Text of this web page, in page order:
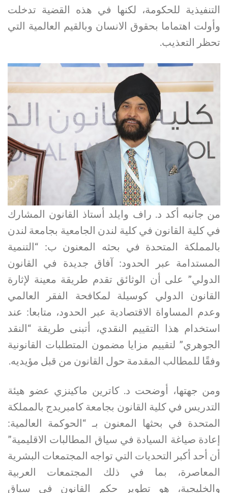
التنفيذية للحكومة، لكنها في هذه القضية تدخلت
وأولت اهتماما بحقوق الانسان وبالقيم العالمية التي
تحظر التعذيب.
من جانبه أكد د. راف وايلد أستاذ القانون المشارك
في كلية القانون في كلية لندن الجامعية بجامعة لندن
بالمملكة المتحدة في بحثه المعنون ب: “التنمية
المستدامة عبر الحدود: آفاق جديدة في القانون
الدولي” على أن الوثائق تقدم طريقة معينة لإثارة
القانون الدولي كوسيلة لمكافحة الفقر العالمي
وعدم المساواة الاقتصادية عبر الحدود، متابعا: عند
استخدام هذا التقييم النقدي، أتبنى طريقة “النقد
الجوهري” لتقييم مزايا مضمون المتطلبات القانونية
وفقًا للمطالب المقدمة حول القانون من قبل مؤيديه.
ومن جهتها، أوضحت د. كاترين ماكينزي عضو هيئة
التدريس في كلية القانون بجامعة كامبريدج بالمملكة
المتحدة في بحثها المعنون بـ “الحوكمة العالمية:
إعادة صياغة السيادة في سياق المطالبات الاقليمية”
أن أحد أكبر التحديات التي تواجه المجتمعات البشرية
المعاصرة، بما في ذلك المجتمعات العربية
والخليجية، هو تطوير حكم القانون في سياق